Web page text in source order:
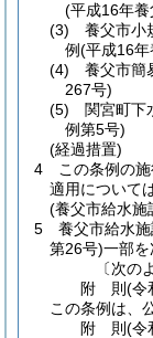
(平成16年
(3)
養父市小
例(平成16
(4)
養父市簡
267号)
(5)
関宮町下
例第5号)
(経過措置)
4
この条例の
適用について
(養父市給水施
5
養父市給水
第26号)一部を
〔次の
附 則(令
この条例は、
附 則(令